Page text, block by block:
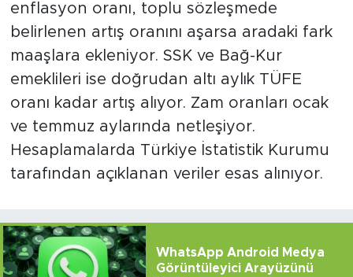
enflasyon oranı, toplu sözleşmede
belirlenen artış oranını aşarsa aradaki fark
maaşlara ekleniyor. SSK ve Bağ-Kur
emeklileri ise doğrudan altı aylık TÜFE
oranı kadar artış alıyor. Zam oranları ocak
ve temmuz aylarında netleşiyor.
Hesaplamalarda Türkiye İstatistik Kurumu
tarafından açıklanan veriler esas alınıyor.
WhatsApp Android Medya
Görüntüleyici Arayüzünü